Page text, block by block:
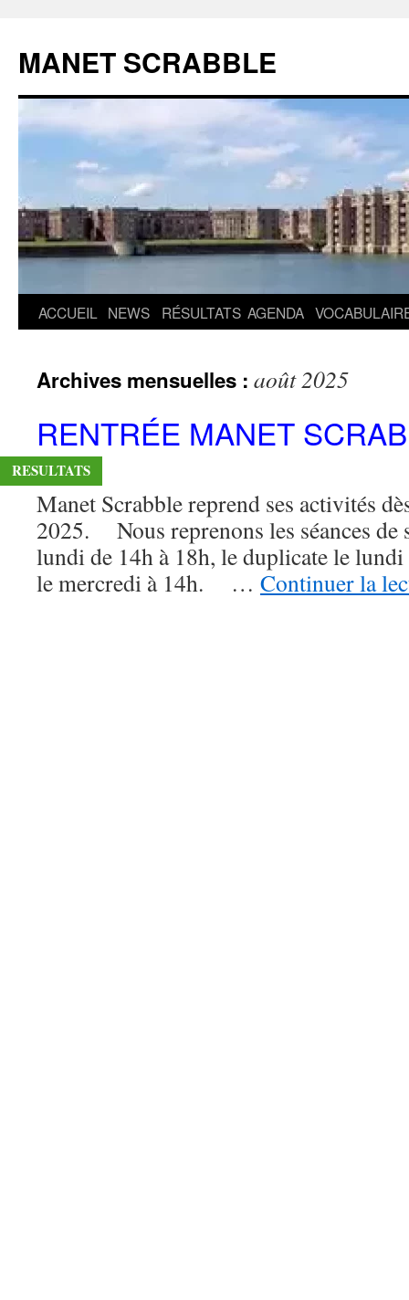
MANET SCRABBLE
Aller
contenu
ACCUEIL NEWS RÉSULTATS AGENDA
Archives mensuelles : août 2025
RENTRÉE MANET
Manet Scrabble reprend ses activités
2025. Nous reprenons les séances de
lundi de 14h à 18h, le duplicate le
le mercredi à 14h. … Continuer la
RESULTATS